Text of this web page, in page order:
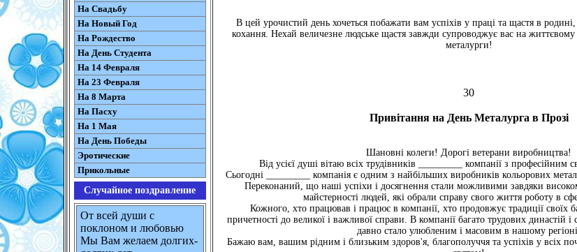
На Свадьбу
На Новый Год
На Рождество
На День Студента
На 14 Февраля
На 23 Февраля
На 8 Марта
На Пасху
На 1 Мая
На День Победы
Эротические
Прикольные
Случайное поздравление
От всей души с
поклоном и любовью
Мы Вам желаем долгих-
В цей урочистий день хочеться побажати вам успіхів у праці та щастя в
кохання. Нехай величезне людське щастя завжди супроводжує вас на
металурги!
30
Привітання на День Металурга в Прозі
Шановні колеги! Дорогі ветерани виробництва!
Від усієї душі вітаю всіх трудівників _________ компанії з професійним
Сьогодні _________ компанія є одним з найбільших виробників кольорових
Переконаний, що наші успіхи і досягнення стали можливими завдяки
майстерності людей, які обрали справу свого життя роботу в
Кожного, хто працював і працює в компанії, хто продовжує традиції своїх
причетності до великої і важливої справи. В компанії багато трудових династій
давно стало улюбленим і масовим в нашому
Бажаю вам, вашим рідним і близьким здоров'я, благополуччя та успіхів у всіх